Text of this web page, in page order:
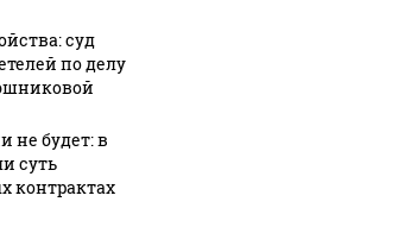
суд
по делу
не будет: в
суть
контрактах